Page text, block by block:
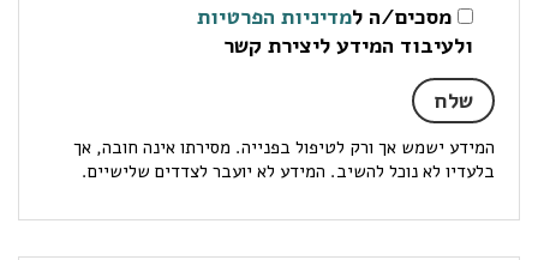
מסכים/ה למדיניות הפרטיות
ולעיבוד המידע ליצירת קשר
המידע ישמש אך ורק לטיפול בפנייה. מסירתו אינה חובה, אך
בלעדיו לא נוכל להשיב. המידע לא יועבר לצדדים שלישיים.